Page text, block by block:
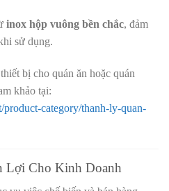
inox hộp vuông bền chắc, đảm
sử dụng.
bị cho quán ăn hoặc quán
khảo tại:
product-category/thanh-ly-quan-
Lợi Cho Kinh Doanh